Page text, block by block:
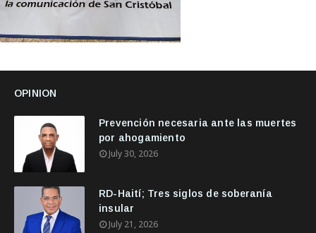
OPINION
Prevención necesaria ante las muertes
por ahogamiento
July 30, 2026
RD-Haití; Tres siglos de soberanía
insular
July 21, 2026